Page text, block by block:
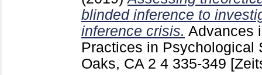
blinded inference to
inference crisis. Advances
Practices in Psychological
Oaks, CA 2 4 335-349